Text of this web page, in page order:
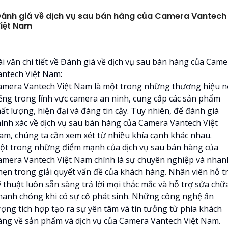
giá về dịch vụ sau bán hàng của Camera Vantech
Nam
văn chi tiết về Đánh giá về dịch vụ sau bán hàng của
Việt Nam:
Vantech Việt Nam là một trong những thương hiệu
trong lĩnh vực camera an ninh, cung cấp các sản phẩm
lượng, hiện đại và đáng tin cậy. Tuy nhiên, để đánh giá
xác về dịch vụ sau bán hàng của Camera Vantech Việt
chúng ta cần xem xét từ nhiều khía cạnh khác nhau.
trong những điểm mạnh của dịch vụ sau bán hàng của
Vantech Việt Nam chính là sự chuyên nghiệp và
trong giải quyết vấn đề của khách hàng. Nhân viên hỗ
thuật luôn sẵn sàng trả lời mọi thắc mắc và hỗ trợ sửa
chóng khi có sự cố phát sinh. Những công nghệ ấn
tích hợp tạo ra sự yên tâm và tin tưởng từ phía khách
về sản phẩm và dịch vụ của Camera Vantech Việt Nam.